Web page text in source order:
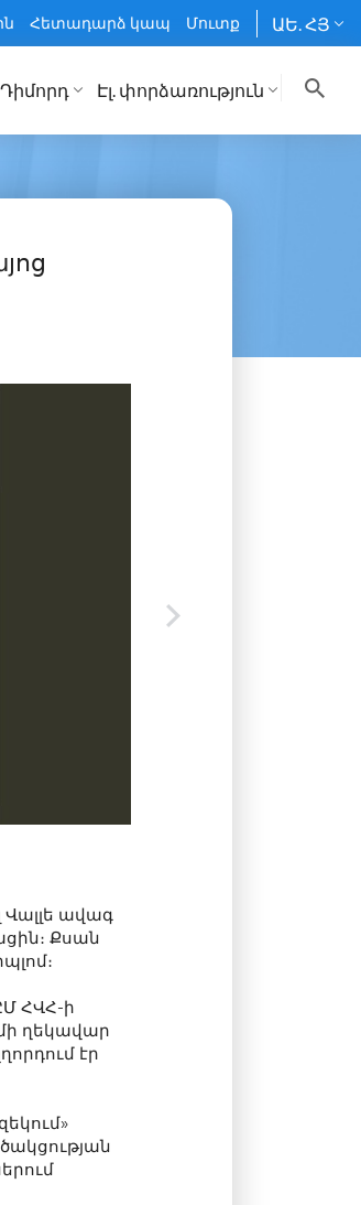
Հետադարձ կապ Մուտք ԱԵ. ՀՅ
Դիմորդ Էլ. փորձառություն
Վալլե ավագ
Քսան
ՀՎՀ-ի
ղեկավար
էր